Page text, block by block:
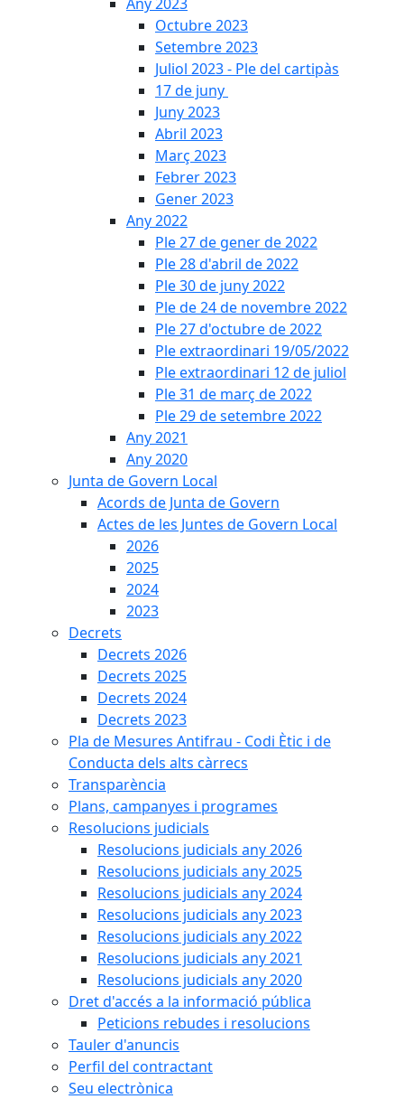
Octubre 2023
Setembre 2023
Juliol 2023 - Ple del cartipàs
17 de juny
Juny 2023
Abril 2023
Març 2023
Febrer 2023
Gener 2023
Any 2022
Ple 27 de gener de 2022
Ple 28 d'abril de 2022
Ple 30 de juny 2022
Ple de 24 de novembre 2022
Ple 27 d'octubre de 2022
Ple extraordinari 19/05/2022
Ple extraordinari 12 de juliol
Ple 31 de març de 2022
Ple 29 de setembre 2022
Any 2021
Any 2020
Junta de Govern Local
Acords de Junta de Govern
Actes de les Juntes de Govern Local
2026
2025
2024
2023
Decrets
Decrets 2026
Decrets 2025
Decrets 2024
Decrets 2023
Pla de Mesures Antifrau - Codi Ètic i de
Conducta dels alts càrrecs
Transparència
Plans, campanyes i programes
Resolucions judicials
Resolucions judicials any 2026
Resolucions judicials any 2025
Resolucions judicials any 2024
Resolucions judicials any 2023
Resolucions judicials any 2022
Resolucions judicials any 2021
Resolucions judicials any 2020
Dret d'accés a la informació pública
Peticions rebudes i resolucions
Tauler d'anuncis
Perfil del contractant
Seu electrònica